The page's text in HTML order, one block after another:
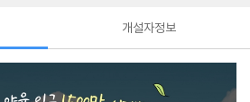
개설자정보